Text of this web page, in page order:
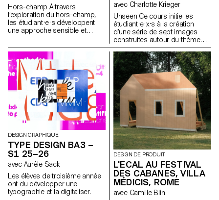
Hors-champ À travers
l’exploration du hors-champ,
les étudiant·e·s développent
une approche sensible et
audiovisuelle. Lors du
semestre, les étudiant·e·s sont
amenés à réfléchir aux enjeux
politiques et formels de l’image
en mouvement ainsi qu'aux
relations entre le visible et le
non-visible.
avec Charlotte Krieger
Unseen Ce cours initie les
étudiant·e·x·s à la création
d’une série de sept images
construites autour du thème
Unseen. Ils et elles apprendront
à articuler décors,
personnages et lumières pour
créer des mises en scène
fortes et cohérentes. À travers
une approche pratique et
technique, le cours développe
leur capacité à concevoir un
projet complet, à diriger des
modèles, à travailler la lumière
naturelle ou artificielle et à
collaborer dans des conditions
proches de la réalité
professionnelle. Les
étudiant·e·x·s affineront ainsi
leur regard d’auteur tout en se
préparant aux exigences des
mandats éditoriaux et
commerciaux.
DESIGN GRAPHIQUE
TYPE DESIGN BA3 –
S1 25–26
avec Aurèle Sack
Les élèves de troisième année
ont du développer une
typographie et la digitaliser.
DESIGN DE PRODUIT
L'ECAL AU FESTIVAL
DES CABANES, VILLA
MÉDICIS, ROME
avec Camille Blin